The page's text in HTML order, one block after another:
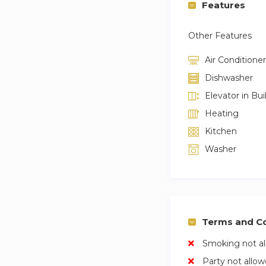
des Vosges et la
anecdotes qui ont
Ainsi, le Marais
culture,
modernité, elle
une ode à la vie et
À noter:
de plus de 185 cm
Features
Other Features
Air Conditioner
Dishwasher
Elevator in
Heating
Kitchen
Washer
Terms and
Smoking not
Party not